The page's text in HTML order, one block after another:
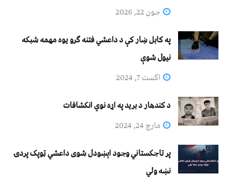
جون 22, 2026
په کابل ښار کې د داعشي فتنه ګرو يوه مهمه شبکه
نيول شوې
اگست 7, 2024
د کندهار د برید په اړه نوي انکشافات
مارچ 24, 2024
پر تاجکستاني وجود اېښودل شوی داعشي ټوپک پردۍ
نښه ولي